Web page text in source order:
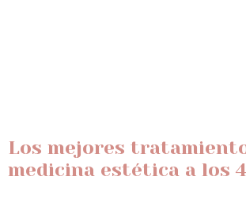
Los mejores
medicina estética a los